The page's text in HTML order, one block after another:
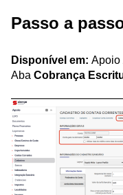
Passo a
Disponível em: Apoio
Aba Cobrança